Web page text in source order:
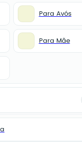
Para Avós
Para Mãe